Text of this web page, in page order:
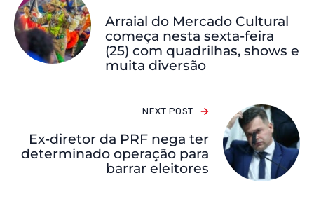
Arraial do Mercado Cultural
começa nesta sexta-feira
(25) com quadrilhas, shows e
muita diversão
NEXT POST
Ex-diretor da PRF nega ter
determinado operação para
barrar eleitores